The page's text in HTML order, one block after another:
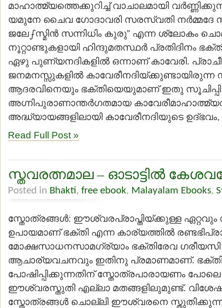
മാഹാത്മ്യത്തെക്കുറിച്ച് വാചാലമായി
യമുനേ ചൈവ ഗോദാവരി സരസ്വതി നര്‍മ്മദേ
ജലേഽസ്മിന്‍ സന്നിധിം കുരു” എന്ന ശ്ലോകം
നൂറ്റാണ്ടുകളായി ഹിന്ദുമതസ്ഥര്‍ പ്രതിദിനം
ഏഴു പുണ്യനദികളില്‍ ഒന്നാണ് കാവേരി.
ജനമനസ്സുകളില്‍
ആദരവിനെയും ഭക്തിയെയുമാണ് ഇതു
അഗ്നിപുരാണാന്തര്‍ഗതമായ
അദ്ധ്യായങ്ങളിലായി കാവേരീനദിയുടെ
Read Full Post »
സ്തവരത്നമാല – ഓടാട്ടില്‍
Posted in Bhakti, free ebook, Malayalam Ebooks,
സ്തോത്രങ്ങള്‍: ഈശ്വരപ്രാപ്തിയ്ക്കുള്ള
ഉപായമാണ് ഭക്തി എന്ന കാര്യത്തില്‍
മോക്ഷസാധനസാമഗ്ര്യാം ഭക്തിരേവ
ആചാര്യവചനവും ഇതിനു പ്രമാണമാണ്.
പോഷിപ്പിക്കുന്നതിന് സ്തോത്രപാരായണം പോലെ
ഈശ്വരസ്തുതി എല്ലാ മതങ്ങളിലുമുണ്ട്.
സ്തോത്രങ്ങള്‍ ചൊല്ലി ഈശ്വരനെ സ്തുതിക്കുന്ന